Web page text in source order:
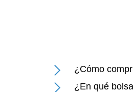
¿Cómo
¿En qué